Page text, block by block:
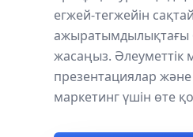
егжей-тегжейін
ажыратымдылықтағы
жасаңыз. Әлеуметтік
презентациялар
маркетинг үшін өте